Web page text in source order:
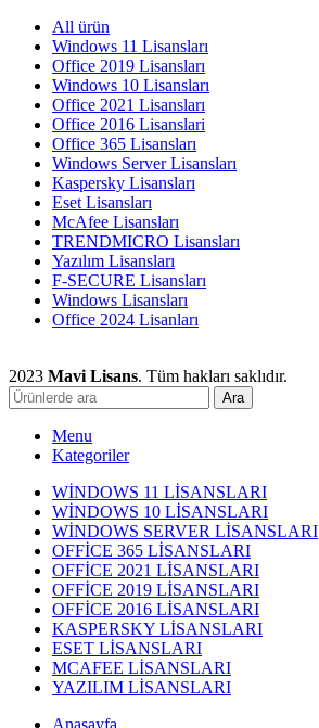
All ürün
Windows 11 Lisansları
Office 2019 Lisansları
Windows 10 Lisansları
Office 2021 Lisansları
Office 2016 Lisanslari
Office 365 Lisansları
Windows Server Lisansları
Kaspersky Lisansları
Eset Lisansları
McAfee Lisansları
TRENDMICRO Lisansları
Yazılım Lisansları
F-SECURE Lisansları
Windows Lisansları
Office 2024 Lisanları
2023 Mavi Lisans. Tüm hakları saklıdır.
Ara
Menu
Kategoriler
WİNDOWS 11 LİSANSLARI
WİNDOWS 10 LİSANSLARI
WİNDOWS SERVER LİSANSLARI
OFFİCE 365 LİSANSLARI
OFFİCE 2021 LİSANSLARI
OFFİCE 2019 LİSANSLARI
OFFİCE 2016 LİSANSLARI
KASPERSKY LİSANSLARI
ESET LİSANSLARI
MCAFEE LİSANSLARI
YAZILIM LİSANSLARI
Anasayfa